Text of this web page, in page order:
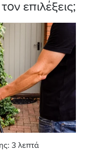
επιλέξεις;
3 λεπτά